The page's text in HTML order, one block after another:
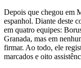
Depois que chegou em
espanhol. Diante deste
em quatro equipes:
Granada, mas em
firmar. Ao todo, ele
marcados e oito